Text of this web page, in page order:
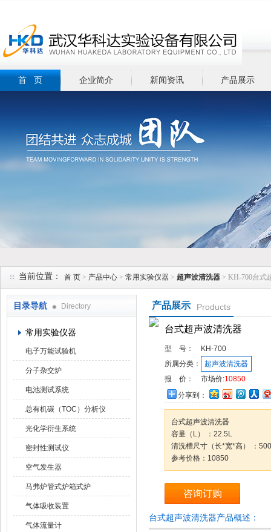
首 页 企业简介 新闻资讯 产品展示
当前位置： 首 页 > 产品中心 > 常用实验仪器 > 超声波清洗器 > KH-700台式
目录导航 Directory
常用实验仪器
电子万能试验机
分子杂交炉
电池测试系统
总有机碳（TOC）分析仪
光化学衍生系统
密封性测试仪
空气发生器
马弗炉管式炉箱式炉
气体吸收装置
气体流量计
产品展示 Products
台式超声波清洗器
型 号：
KH-700
所属分类：
超声波清洗器
报 价：
市场价:10850
分享到：
台式超声波清洗器
容量（L） ：22.5L
清洗槽尺寸（长*宽*高） ：
参考价格：10850
咨询订购
台式超声波清洗器产品概述：